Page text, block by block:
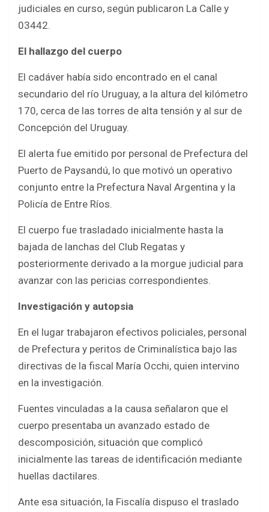
judiciales en curso, según publicaron La Calle y
03442.
El hallazgo del cuerpo
El cadáver había sido encontrado en el canal
secundario del río Uruguay, a la altura del kilómetro
170, cerca de las torres de alta tensión y al sur de
Concepción del Uruguay.
El alerta fue emitido por personal de Prefectura del
Puerto de Paysandú, lo que motivó un operativo
conjunto entre la Prefectura Naval Argentina y la
Policía de Entre Ríos.
El cuerpo fue trasladado inicialmente hasta la
bajada de lanchas del Club Regatas y
posteriormente derivado a la morgue judicial para
avanzar con las pericias correspondientes.
Investigación y autopsia
En el lugar trabajaron efectivos policiales, personal
de Prefectura y peritos de Criminalística bajo las
directivas de la fiscal María Occhi, quien intervino
en la investigación.
Fuentes vinculadas a la causa señalaron que el
cuerpo presentaba un avanzado estado de
descomposición, situación que complicó
inicialmente las tareas de identificación mediante
huellas dactilares.
Ante esa situación, la Fiscalía dispuso el traslado